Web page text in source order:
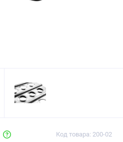
Код товара: 200-02